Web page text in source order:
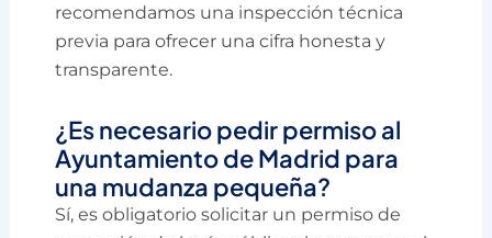
recomendamos una inspección técnica
previa para ofrecer una cifra honesta y
transparente.
¿Es necesario pedir permiso al
Ayuntamiento de Madrid para
una mudanza pequeña?
Sí, es obligatorio solicitar un permiso de